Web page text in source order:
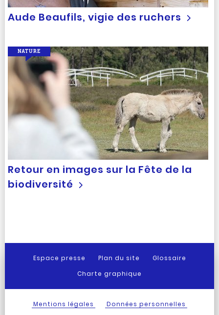
Aude Beaufils, vigie des ruchers
Retour en images sur la Fête de la
biodiversité
NATURE
Espace presse Plan du site
Glossaire
Charte graphique
Mentions légales
Données personnelles